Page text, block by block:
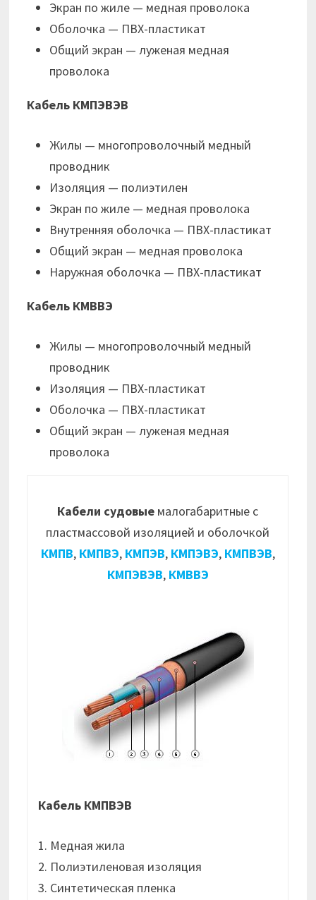
Экран по жиле — медная проволока
Оболочка — ПВХ-пластикат
Общий экран — луженая медная
проволока
Кабель КМПЭВЭВ
Жилы — многопроволочный медный
проводник
Изоляция — полиэтилен
Экран по жиле — медная проволока
Внутренняя оболочка — ПВХ-пластикат
Общий экран — медная проволока
Наружная оболочка — ПВХ-пластикат
Кабель КМВВЭ
Жилы — многопроволочный медный
проводник
Изоляция — ПВХ-пластикат
Оболочка — ПВХ-пластикат
Общий экран — луженая медная
проволока
Кабели судовые малогабаритные с
пластмассовой изоляцией и оболочкой
КМПВ, КМПВЭ, КМПЭВ, КМПЭВЭ, КМПВЭВ,
КМПЭВЭВ, КМВВЭ
Кабель КМПВЭВ
1. Медная жила
2. Полиэтиленовая изоляция
3. Синтетическая пленка